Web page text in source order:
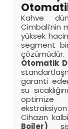
Kahve
Cimbali’nin
yüksek
segment
Otomatik
garanti
su
optimize
Cihazın
Boiler)